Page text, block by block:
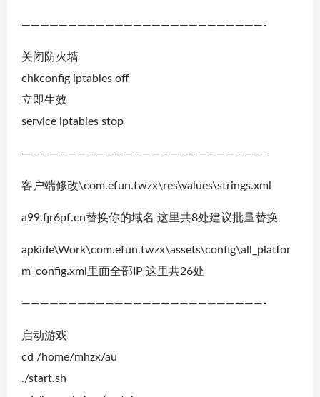
——————————————————————————-
关闭防火墙
chkconfig iptables off
立即生效
service iptables stop
——————————————————————————-
客户端修改\com.efun.twzx\res\values\strings.xml
a99.fjr6pf.cn替换你的域名 这里共8处建议批量替换
apkide\Work\com.efun.twzx\assets\config\all_platfor
m_config.xml里面全部IP 这里共26处
——————————————————————————-
启动游戏
cd /home/mhzx/au
./start.sh